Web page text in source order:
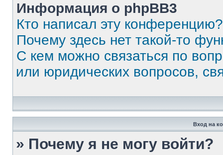
Информация о phpBB3
Кто написал эту конференцию?
Почему здесь нет такой-то
С кем можно связаться по
или юридических вопросов,
Вход на
» Почему я не могу войти?